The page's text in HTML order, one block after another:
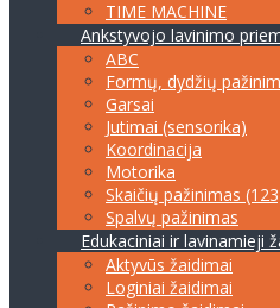
TIME MACHINE
Ankstyvojo lavinimo
ABC
Formų, dydžių
Garsai
Jutimai (sensorika)
Koordinacija
Motorika
Skaičių pažinimas
Spalvų pažinimas
Edukaciniai ir lavinamieji
Aktyvūs žaidimai
Loginiai žaidimai